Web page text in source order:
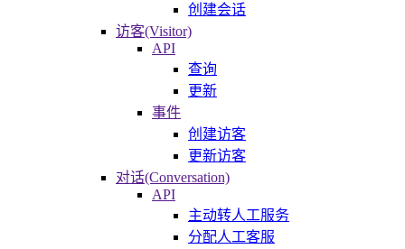
创建会话
访客(Visitor)
API
查询
更新
事件
创建访客
更新访客
对话(Conversation)
API
主动转人工服务
分配人工客服